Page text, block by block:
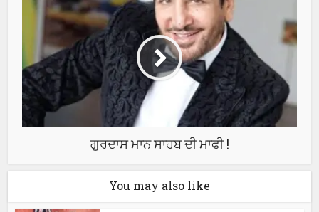
ਗੁਰਦਾਸ ਮਾਨ ਸਾਹਬ ਦੀ ਮਾਫੀ !
You may also like